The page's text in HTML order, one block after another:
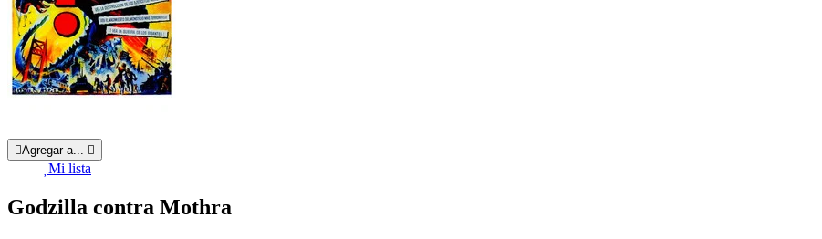
Agregar a...
Mi lista
Godzilla contra Mothra